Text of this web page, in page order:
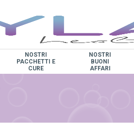
NOSTRI
PACCHETTI E
CURE
NOSTRI
BUONI
AFFARI